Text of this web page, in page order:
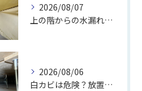
2026/08/07
上の階からの水漏れでカビ｜対処法と業者
2026/08/06
白カビは危険？放置のリスクと取り方